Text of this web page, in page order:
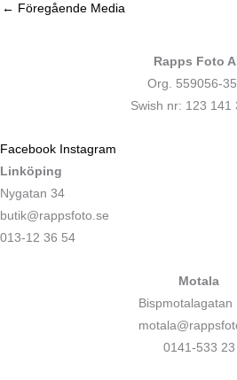
← Föregående Media
Rapps Foto
Org. 559056-
Swish nr: 123 141
Facebook Instagram
Linköping
Nygatan 34
butik@rappsfoto.se
013-12 36 54
Motala
Bispmotalagatan
0141-533 23